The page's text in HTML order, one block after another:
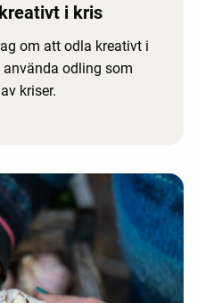
i kris
om att odla kreativt i
odling som
kriser.